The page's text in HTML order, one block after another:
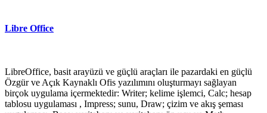
Libre Office
LibreOffice, basit arayüzü ve güçlü araçları ile pazardaki en güçlü
Özgür ve Açık Kaynaklı Ofis yazılımını oluşturmayı sağlayan
birçok uygulama içermektedir: Writer; kelime işlemci, Calc; hesap
tablosu uygulaması , Impress; sunu, Draw; çizim ve akış şeması